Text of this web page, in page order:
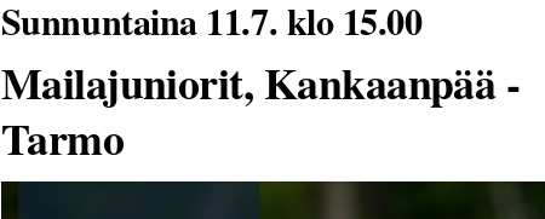
Sunnuntaina 11.7. klo 15.00
Mailajuniorit, Kankaanpää -
Tarmo